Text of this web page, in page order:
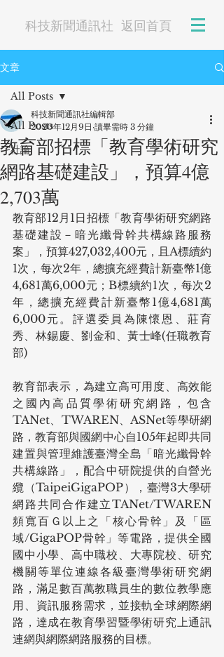
科技新聞通訊社 返回首頁
文章
All Posts
社論
All Posts
教育部招標「教育學術研究
網路基礎建設」，預算4億
2,703萬
科技新聞通訊社編輯部
2020年12月9日 讀畢需時 3 分鐘
教育部12月1日招標「教育學術研究網路
基礎建設－暗光纖骨幹共構線路服務
案」，預算427,032,400元，且A標續約
1次，每次2年，總擴充經費計新臺幣1億
4,681萬6,000元；B標續約1次，每次2
年，總擴充經費計新臺幣1億4,681萬
6,000元。評選委員為陳懷恩、莊育
秀、林錫慶、劉金和、黃士峰(任職教育
部)
教育部表示，為建立高可用度、高效能
之國內高品質學術研究網路，包含
TANet、TWAREN、ASNet等學研網
路，教育部與國網中心自105年起即共同
建置與管理維護臺灣全島「暗光纖骨幹
共構線路」，配合中研院提供的自營光
纜（TaipeiGigaPOP），臺灣3大學研
網路共同合作建立TANet/TWAREN
頻寬百Ｇ以上之「核心骨幹」及「區
域/GigaPOP骨幹」等電路，提供全國
國中小學、高中職校、大專院校、研究
機關等單位連線各級臺灣學術研究網
路，滿足數百萬教職員生的數位教學應
用、資訊服務需求，並接軌全球網際網
路，達成在教育學習暨學術研究上通訊
連網與網際網路服務的目標。